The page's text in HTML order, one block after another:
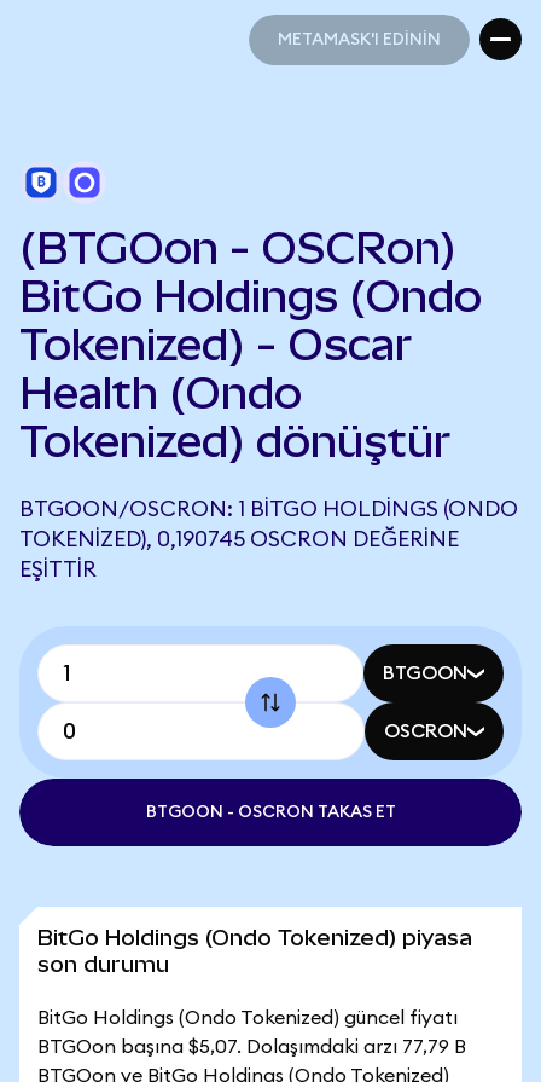
METAMASK'I EDİNİN
(BTGOon - OSCRon)
BitGo Holdings (Ondo
Tokenized) - Oscar
Health (Ondo
Tokenized) dönüştür
BTGOON/OSCRON: 1 BITGO HOLDINGS (ONDO
TOKENIZED), 0,190745 OSCRON DEĞERINE
EŞITTIR
BTGOON
OSCRON
BTGOON - OSCRON TAKAS ET
BitGo Holdings (Ondo Tokenized) piyasa
son durumu
BitGo Holdings (Ondo Tokenized) güncel fiyatı
BTGOon başına $5,07. Dolaşımdaki arzı 77,79 B
BTGOon ve BitGo Holdings (Ondo Tokenized)